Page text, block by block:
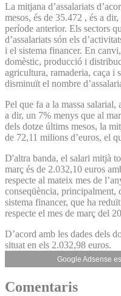
La mitjana d’assalariats
mesos, és de 35.472 , és a
període anterior. Els sectors
d’assalariats són els
i el sistema financer. En
domèstic, producció i
agricultura, ramaderia, caça i
disminuït el nombre
Pel que fa a la massa salarial,
a dir, un 7% menys que al
dels dotze últims mesos, la
de 72,11 milions d’euros, el
D'altra banda, el salari mitjà
març és de 2.032,10 euros
respecte al mateix mes de
conseqüència, principalment,
sistema financer, que ha
respecte el mes de març del
D’acord amb les dades dels
situat en els 2.032,98 euros.
Google Adsense
Comentaris